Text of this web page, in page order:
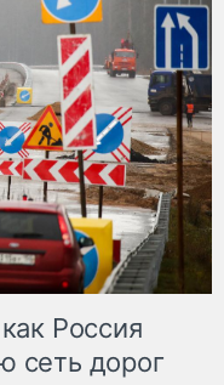
Россия
сеть дорог